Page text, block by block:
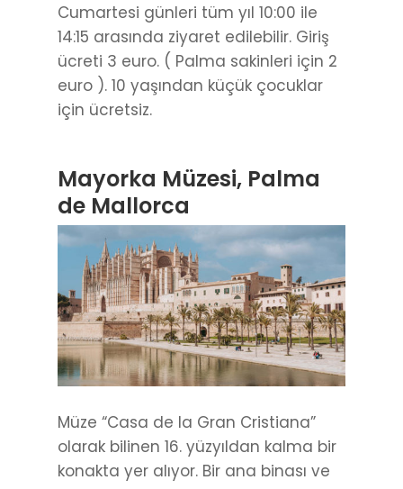
Cumartesi günleri tüm yıl 10:00 ile
14:15 arasında ziyaret edilebilir. Giriş
ücreti 3 euro. ( Palma sakinleri için 2
euro ). 10 yaşından küçük çocuklar
için ücretsiz.
Mayorka Müzesi, Palma
de Mallorca
Müze “Casa de la Gran Cristiana”
olarak bilinen 16. yüzyıldan kalma bir
konakta yer alıyor. Bir ana binası ve